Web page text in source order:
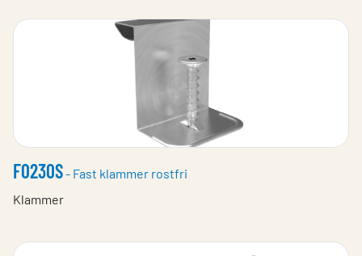
F0230S- Fast klammer rostfri
Klammer